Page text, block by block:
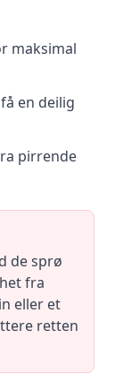
maksimal
en deilig
pirrende
de sprø
fra
eller et
retten